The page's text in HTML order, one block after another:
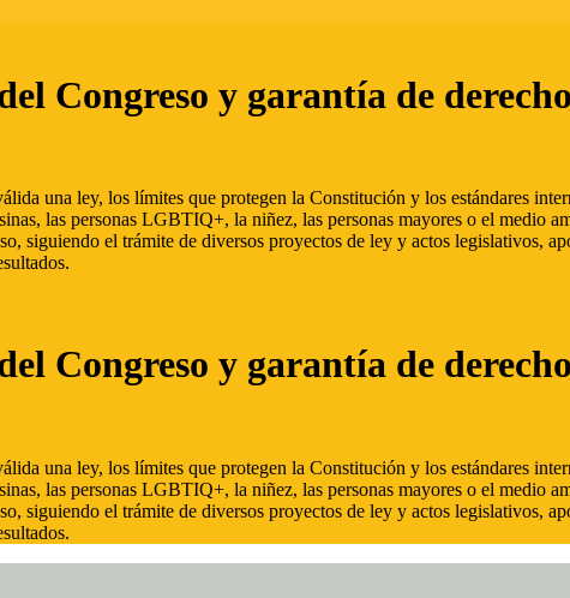
Congreso y garantía de
una ley, los límites que protegen la Constitución y los estándares
las personas LGBTIQ+, la niñez, las personas mayores o el medio
siguiendo el trámite de diversos proyectos de ley y actos legislativos,
Congreso y garantía de
una ley, los límites que protegen la Constitución y los estándares
las personas LGBTIQ+, la niñez, las personas mayores o el medio
siguiendo el trámite de diversos proyectos de ley y actos legislativos,